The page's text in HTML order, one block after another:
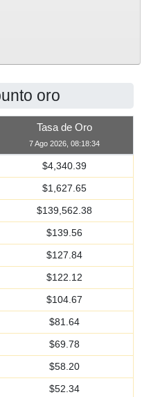
oro
Tasa de Oro
7 Ago 2026, 08:18:34
$4,340.39
$1,627.65
$139,562.38
$139.56
$127.84
$122.12
$104.67
$81.64
$69.78
$58.20
$52.34